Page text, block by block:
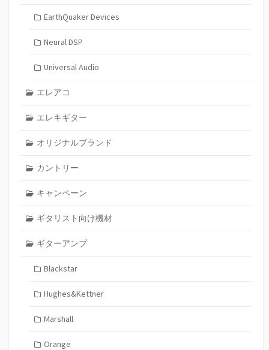
EarthQuaker Devices
Neural DSP
Universal Audio
エレアコ
エレキギター
オリジナルブランド
カントリー
キャンペーン
ギタリスト向け機材
ギターアンプ
Blackstar
Hughes&Kettner
Marshall
Orange